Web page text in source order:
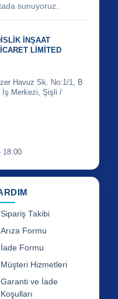
sunuyoruz.
İNŞAAT
LİMİTED
Havuz Sk. No:1/1, B
İş Merkezi, Şişli /
18:00
Sipariş Takibi
Arıza Formu
İade Formu
Müşteri Hizmetleri
Garanti ve İade
Koşulları